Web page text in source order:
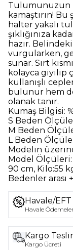
Tulumunuzun
kamaştırın!
halter yakalı
şıklığınıza
hazır.
vurgularken,
sunar. Sırt
kolayca giyilip
kullanışlı
bulunur hem
olanak tanır.
Kumaş Bilgisi:
S Beden
M Beden
L Beden
Modelin
Model Ölçüleri:
90 cm, Kilo:55
Bedenler arası
Havale/EFT
Havale
Kargo
Kargo Ücreti